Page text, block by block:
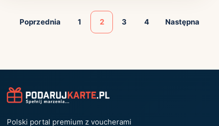
Poprzednia 1 2 3 4 Następna
Polski portal premium z voucherami